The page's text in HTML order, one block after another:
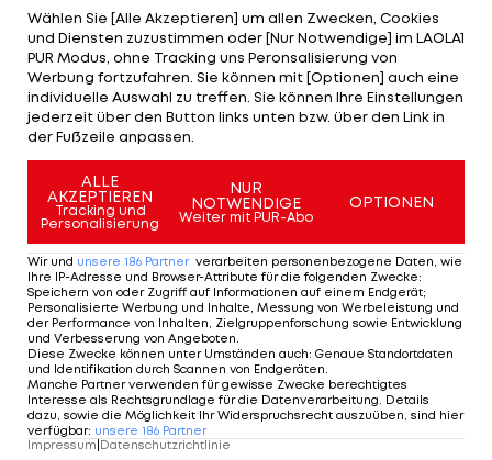
unterschrieben zu haben." "Ich möchte mich bei
den Fans und Betreuern von Wigan für dreieinhalb
wunderschöne Jahre bedanken. Jetzt beginnt
aber ein neues Kapitel in meiner Karriere", äußert
sich der 26-Jährige Kolumbianer zu seinem
Transfer.
Mehr zum Thema
Wählen Sie [Alle Akzeptieren] um allen Zwecken, Cookies
und Diensten zuzustimmen oder [Nur Notwendige] im LAOLA1
PUR Modus, ohne Tracking uns Peronsalisierung von
Werbung fortzufahren. Sie können mit [Optionen] auch eine
individuelle Auswahl zu treffen. Sie können Ihre Einstellungen
jederzeit über den Button links unten bzw. über den Link in
der Fußzeile anpassen.
ALLE
AKZEPTIEREN
Tracking und
Personalisierung
NUR
NOTWENDIGE
Weiter mit PUR-Abo
OPTIONEN
Wir und unsere 186 Partner verarbeiten personenbezogene Daten, wie
Ihre IP-Adresse und Browser-Attribute für die folgenden Zwecke:
Speichern von oder Zugriff auf Informationen auf einem Endgerät;
Personalisierte Werbung und Inhalte, Messung von Werbeleistung und
der Performance von Inhalten, Zielgruppenforschung sowie Entwicklung
und Verbesserung von Angeboten.
Diese Zwecke können unter Umständen auch: Genaue Standortdaten
und Identifikation durch Scannen von Endgeräten.
Manche Partner verwenden für gewisse Zwecke berechtigtes
Interesse als Rechtsgrundlage für die Datenverarbeitung. Details
dazu, sowie die Möglichkeit Ihr Widerspruchsrecht auszuüben, sind hier
verfügbar: unsere 186 Partner
Impressum Datenschutzrichtlinie